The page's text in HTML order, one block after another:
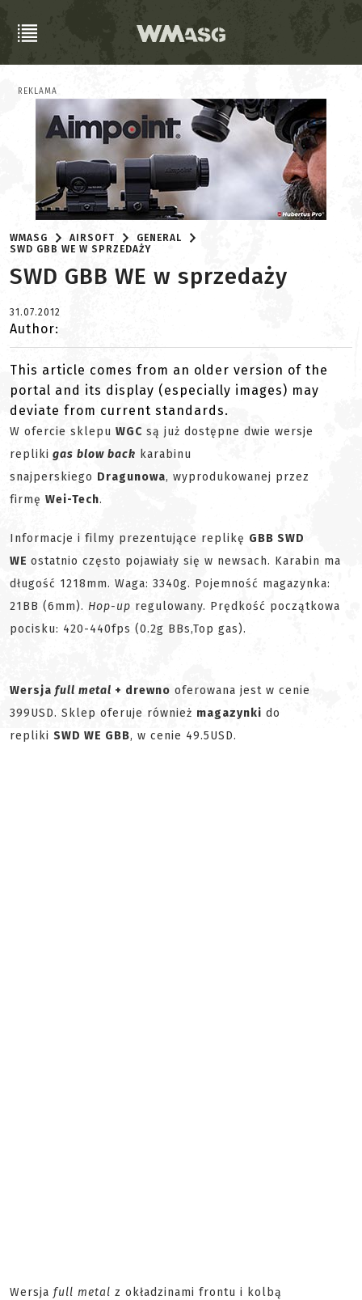
REKLAMA
WMASG AIRSOFT
GENERAL
SWD GBB WE W SPRZEDAŻY
SWD GBB WE w sprzedaży
31.07.2012
Author:
This article comes from an older version of the
portal and its display (especially images) may
deviate from current standards.
W ofercie sklepu WGC są już dostępne dwie wersje
repliki gas blow back karabinu
snajperskiego Dragunowa, wyprodukowanej przez
firmę Wei-Tech.
Informacje i filmy prezentujące replikę GBB SWD
WE ostatnio często pojawiały się w newsach. Karabin ma
długość 1218mm. Waga: 3340g. Pojemność magazynka:
21BB (6mm). Hop-up regulowany. Prędkość początkowa
pocisku: 420-440fps (0.2g BBs,Top gas).
Wersja full metal + drewno oferowana jest w cenie
399USD. Sklep oferuje również magazynki do
repliki SWD WE GBB, w cenie 49.5USD.
Wersja full metal z okładzinami frontu i kolbą